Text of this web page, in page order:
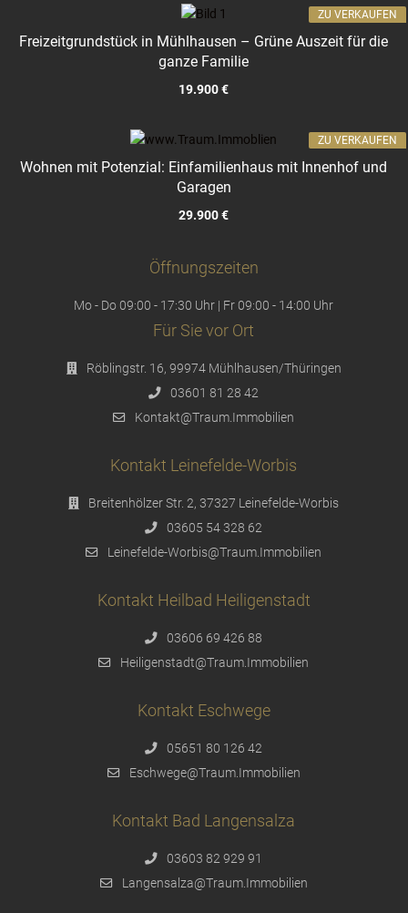
Freizeitgrundstück in Mühlhausen – Grüne Auszeit für die
ganze Familie
19.900 €
ZU VERKAUFEN
Wohnen mit Potenzial: Einfamilienhaus mit Innenhof und
Garagen
29.900 €
ZU VERKAUFEN
Öffnungszeiten
Mo - Do 09:00 - 17:30 Uhr | Fr 09:00 - 14:00 Uhr
Für Sie vor Ort
Röblingstr. 16, 99974 Mühlhausen/Thüringen
03601 81 28 42
Kontakt@Traum.Immobilien
Kontakt Leinefelde-Worbis
Breitenhölzer Str. 2, 37327 Leinefelde-Worbis
03605 54 328 62
Leinefelde-Worbis@Traum.Immobilien
Kontakt Heilbad Heiligenstadt
03606 69 426 88
Heiligenstadt@Traum.Immobilien
Kontakt Eschwege
05651 80 126 42
Eschwege@Traum.Immobilien
Kontakt Bad Langensalza
03603 82 929 91
Langensalza@Traum.Immobilien